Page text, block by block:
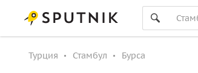
Турция Стамбул Бурса